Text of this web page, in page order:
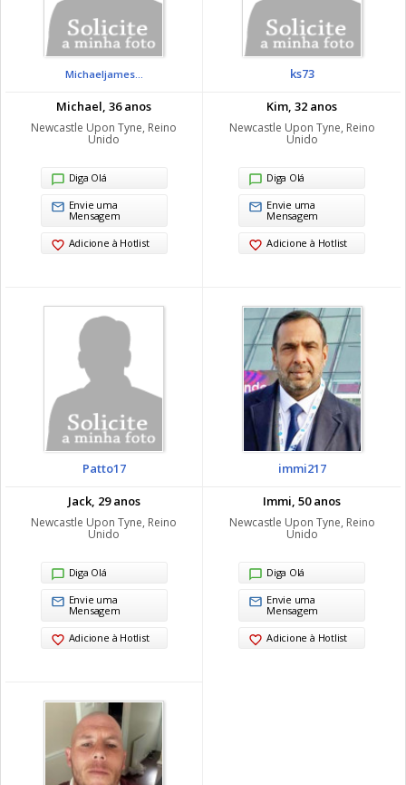
Michaeljames...
Michael, 36 anos
Newcastle Upon Tyne, Reino
Unido
Diga Olá
Envie uma
Mensagem
Adicione à Hotlist
ks73
Kim, 32 anos
Newcastle Upon Tyne, Reino
Unido
Diga Olá
Envie uma
Mensagem
Adicione à Hotlist
Patto17
Jack, 29 anos
Newcastle Upon Tyne, Reino
Unido
Diga Olá
Envie uma
Mensagem
Adicione à Hotlist
immi217
Immi, 50 anos
Newcastle Upon Tyne, Reino
Unido
Diga Olá
Envie uma
Mensagem
Adicione à Hotlist